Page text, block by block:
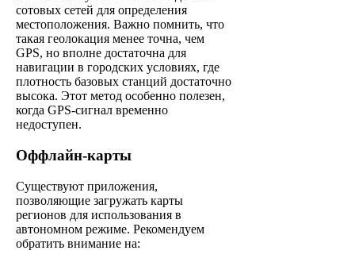
сотовых сетей для определения
местоположения. Важно помнить, что
такая геолокация менее точна, чем
GPS, но вполне достаточна для
навигации в городских условиях, где
плотность базовых станций достаточно
высока. Этот метод особенно полезен,
когда GPS-сигнал временно
недоступен.
Оффлайн-карты
Существуют приложения,
позволяющие загружать карты
регионов для использования в
автономном режиме. Рекомендуем
обратить внимание на: